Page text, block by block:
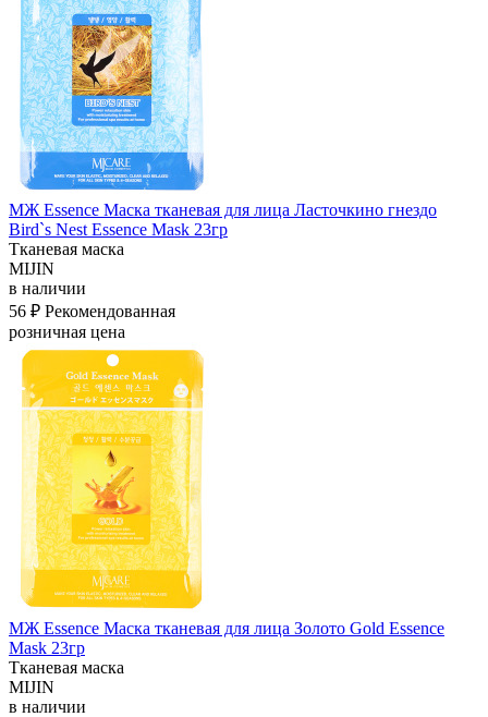
МЖ Essence Маска тканевая для лица Ласточкино гнездо
Bird`s Nest Essence Mask 23гр
Тканевая маска
MIJIN
в наличии
56 ₽ Рекомендованная
розничная цена
МЖ Essence Маска тканевая для лица Золото Gold Essence
Mask 23гр
Тканевая маска
MIJIN
в наличии